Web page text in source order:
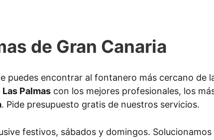
de Gran Canaria
puedes encontrar al fontanero más cercano de
Palmas con los mejores profesionales, los
. Pide presupuesto gratis de nuestros servicios.
festivos, sábados y domingos.